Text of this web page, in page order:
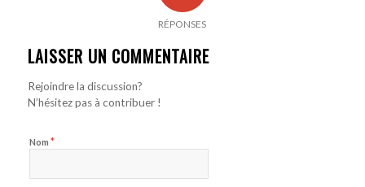
RÉPONSES
LAISSER UN COMMENTAIRE
Rejoindre la discussion?
N’hésitez pas à contribuer !
Nom *